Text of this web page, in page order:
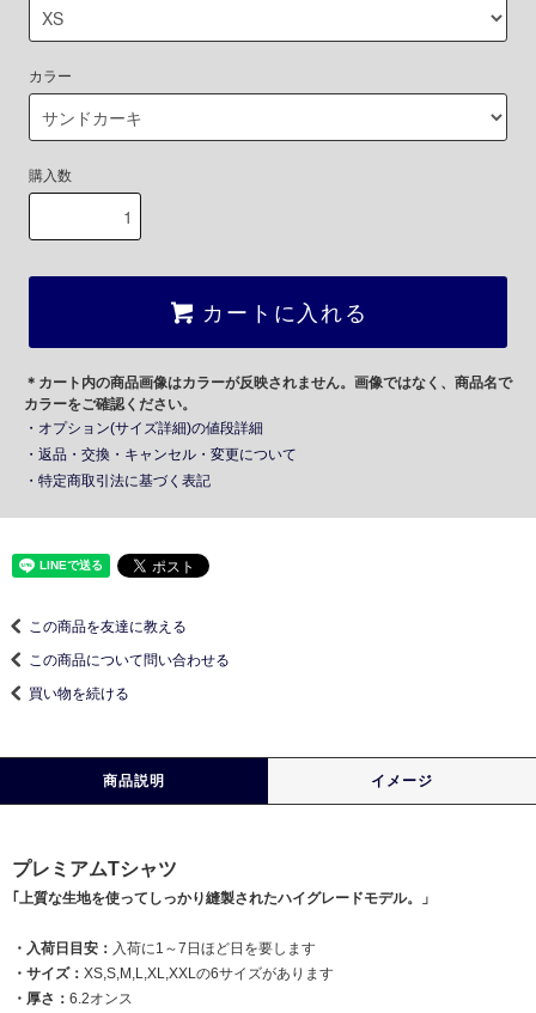
カラー
購入数
カートに入れる
＊カート内の商品画像はカラーが反映されません。画像ではなく、商品名で
カラーをご確認ください。
・オプション(サイズ詳細)の値段詳細
・返品・交換・キャンセル・変更について
・特定商取引法に基づく表記
この商品を友達に教える
この商品について問い合わせる
買い物を続ける
商品説明 イメージ
プレミアムTシャツ
｢上質な生地を使ってしっかり縫製されたハイグレードモデル。」
・入荷日目安： 入荷に1～7日ほど日を要します
・サイズ： XS,S,M,L,XL,XXLの6サイズがあります
・厚さ： 6.2オンス